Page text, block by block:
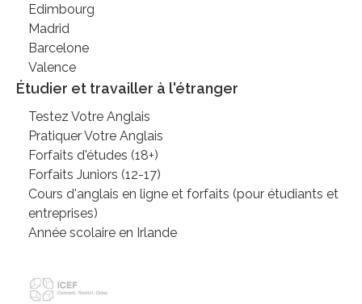
Edimbourg
Madrid
Barcelone
Valence
Étudier et travailler à l'étranger
Testez Votre Anglais
Pratiquer Votre Anglais
Forfaits d'études (18+)
Forfaits Juniors (12-17)
Cours d'anglais en ligne et forfaits (pour étudiants et
entreprises)
Année scolaire en Irlande